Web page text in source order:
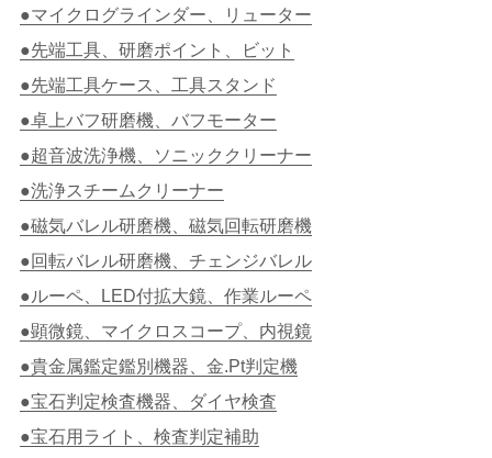
●マイクログラインダー、リューター
●先端工具、研磨ポイント、ビット
●先端工具ケース、工具スタンド
●卓上バフ研磨機、バフモーター
●超音波洗浄機、ソニッククリーナー
●洗浄スチームクリーナー
●磁気バレル研磨機、磁気回転研磨機
●回転バレル研磨機、チェンジバレル
●ルーペ、LED付拡大鏡、作業ルーペ
●顕微鏡、マイクロスコープ、内視鏡
●貴金属鑑定鑑別機器、金.Pt判定機
●宝石判定検査機器、ダイヤ検査
●宝石用ライト、検査判定補助